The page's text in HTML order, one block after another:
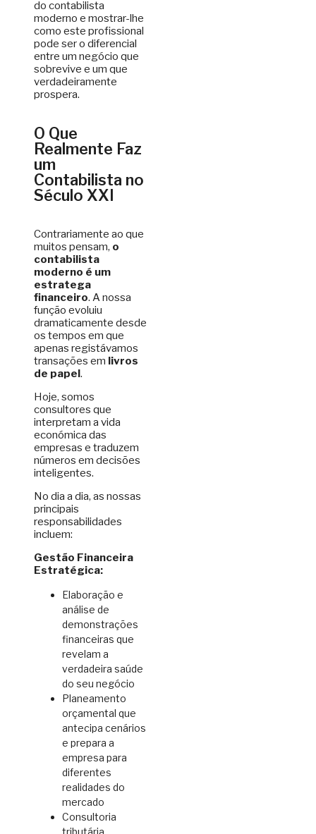
do contabilista
moderno e mostrar-lhe
como este profissional
pode ser o diferencial
entre um negócio que
sobrevive e um que
verdadeiramente
prospera.
O Que
Realmente Faz
um
Contabilista no
Século XXI
Contrariamente ao que
muitos pensam, o
contabilista
moderno é um
estratega
financeiro. A nossa
função evoluiu
dramaticamente desde
os tempos em que
apenas registávamos
transações em livros
de papel.
Hoje, somos
consultores que
interpretam a vida
económica das
empresas e traduzem
números em decisões
inteligentes.
No dia a dia, as nossas
principais
responsabilidades
incluem:
Gestão Financeira
Estratégica:
Elaboração e
análise de
demonstrações
financeiras que
revelam a
verdadeira saúde
do seu negócio
Planeamento
orçamental que
antecipa cenários
e prepara a
empresa para
diferentes
realidades do
mercado
Consultoria
tributária